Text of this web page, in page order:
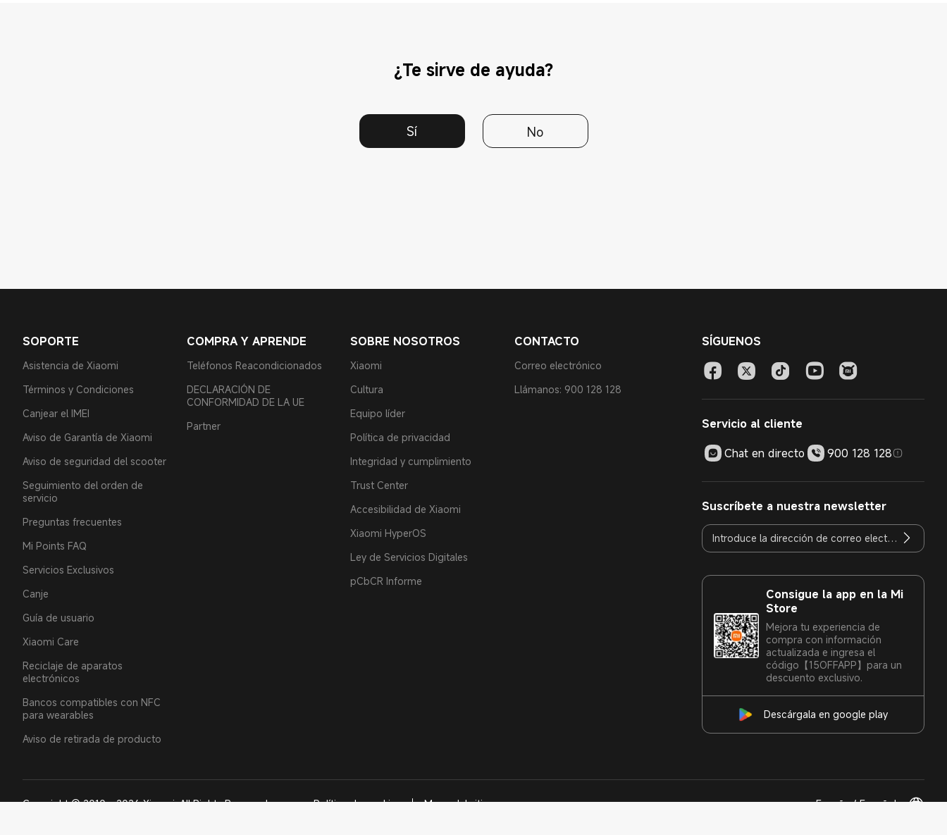
¿Te sirve de ayuda?
Sí No
SOPORTE
Asistencia de Xiaomi
Términos y Condiciones
Canjear el IMEI
Aviso de Garantía de Xiaomi
Aviso de seguridad del scooter
Seguimiento del orden de
servicio
Preguntas frecuentes
Mi Points FAQ
Servicios Exclusivos
Canje
Guía de usuario
Xiaomi Care
Reciclaje de aparatos
electrónicos
Bancos compatibles con NFC
para wearables
Aviso de retirada de producto
COMPRA Y APRENDE
Teléfonos Reacondicionados
DECLARACIÓN DE
CONFORMIDAD DE LA UE
Partner
SOBRE NOSOTROS
Xiaomi
Cultura
Equipo líder
Política de privacidad
Integridad y cumplimiento
Trust Center
Accesibilidad de Xiaomi
Xiaomi HyperOS
Ley de Servicios Digitales
pCbCR Informe
CONTACTO
Correo electrónico
Llámanos: 900 128 128
SÍGUENOS
Servicio al cliente
Chat en directo
900 128 128
Suscríbete a nuestra newsletter
Consigue la app en la Mi
Store
Mejora tu experiencia de
compra con información
actualizada e ingresa el
código【15OFFAPP】para un
descuento exclusivo.
Descárgala en google play
Copyright © 2010 - 2026 Xiaomi. All Rights Reserved Política de cookies Mapa del sitio España / Español